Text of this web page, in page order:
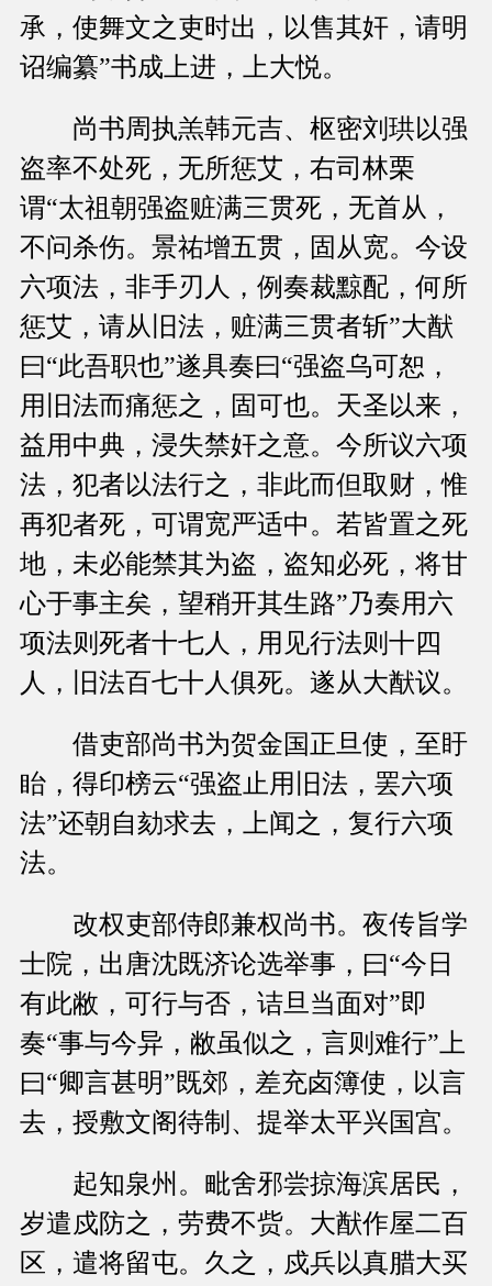
承，使舞文之吏时出，以售其奸，请明
诏编纂”书成上进，上大悦。
尚书周执羔韩元吉、枢密刘珙以强
盗率不处死，无所惩艾，右司林栗
谓“太祖朝强盗赃满三贯死，无首从，
不问杀伤。景祐增五贯，固从宽。今设
六项法，非手刃人，例奏裁黥配，何所
惩艾，请从旧法，赃满三贯者斩”大猷
曰“此吾职也”遂具奏曰“强盗乌可恕，
用旧法而痛惩之，固可也。天圣以来，
益用中典，浸失禁奸之意。今所议六项
法，犯者以法行之，非此而但取财，惟
再犯者死，可谓宽严适中。若皆置之死
地，未必能禁其为盗，盗知必死，将甘
心于事主矣，望稍开其生路”乃奏用六
项法则死者十七人，用见行法则十四
人，旧法百七十人俱死。遂从大猷议。
借吏部尚书为贺金国正旦使，至盱
眙，得印榜云“强盗止用旧法，罢六项
法”还朝自劾求去，上闻之，复行六项
法。
改权吏部侍郎兼权尚书。夜传旨学
士院，出唐沈既济论选举事，曰“今日
有此敝，可行与否，诘旦当面对”即
奏“事与今异，敝虽似之，言则难行”上
曰“卿言甚明”既郊，差充卤簿使，以言
去，授敷文阁待制、提举太平兴国宫。
起知泉州。毗舍邪尝掠海滨居民，
岁遣戍防之，劳费不赀。大猷作屋二百
区，遣将留屯。久之，戍兵以真腊大买